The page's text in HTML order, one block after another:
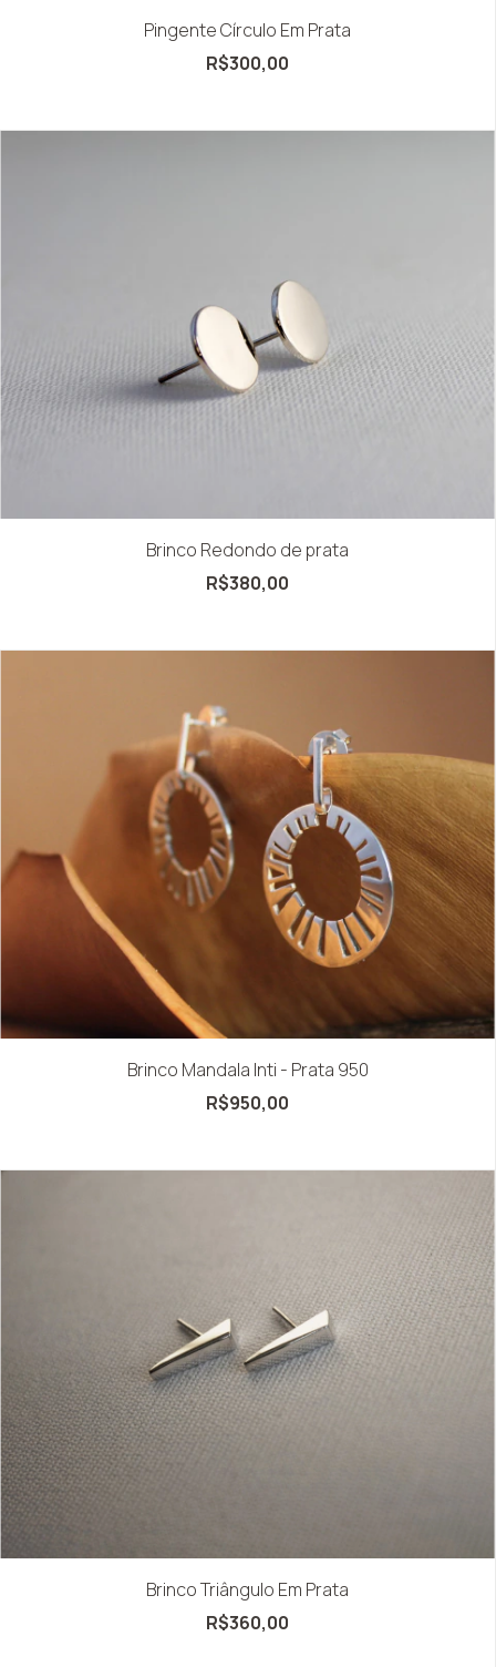
Pingente Círculo Em Prata
R$300,00
Brinco Redondo de prata
R$380,00
Brinco Mandala Inti - Prata 950
R$950,00
Brinco Triângulo Em Prata
R$360,00